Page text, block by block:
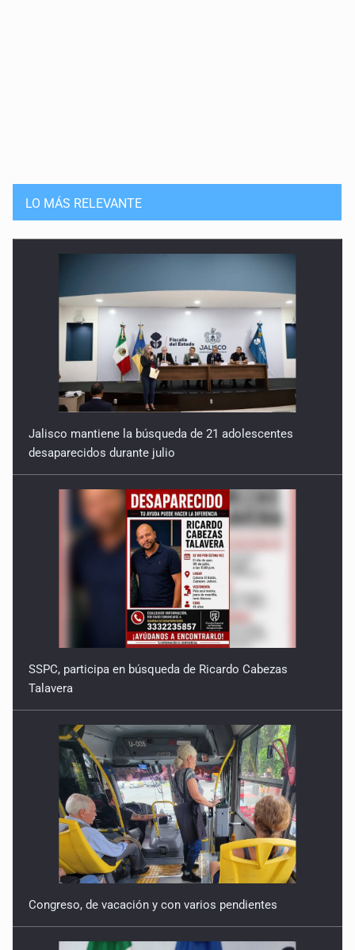
LO MÁS RELEVANTE
Jalisco mantiene la búsqueda de 21 adolescentes
desaparecidos durante julio
SSPC, participa en búsqueda de Ricardo Cabezas
Talavera
Congreso, de vacación y con varios pendientes